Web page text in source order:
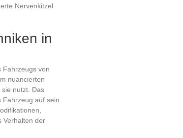
Nervenkitzel
in
Fahrzeugs von
nuancierten
nutzt. Das
Fahrzeug auf sein
Verhalten der